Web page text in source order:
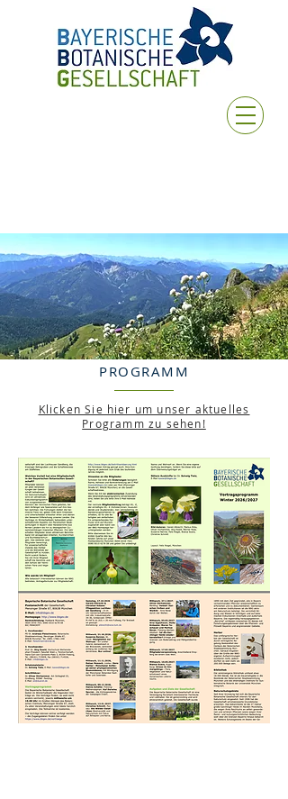
PROGRAMM
Klicken Sie hier um unser aktuelles
Programm zu sehen!